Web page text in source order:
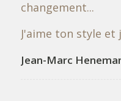
changement...
J'aime ton style
Jean-Marc